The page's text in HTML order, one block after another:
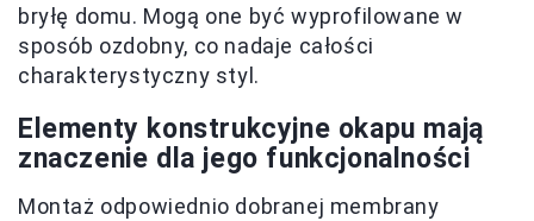
bryłę domu. Mogą one być wyprofilowane w
sposób ozdobny, co nadaje całości
charakterystyczny styl.
Elementy konstrukcyjne okapu mają
znaczenie dla jego funkcjonalności
Montaż odpowiednio dobranej membrany